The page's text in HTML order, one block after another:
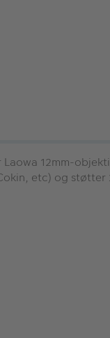
12mm-
etc) og